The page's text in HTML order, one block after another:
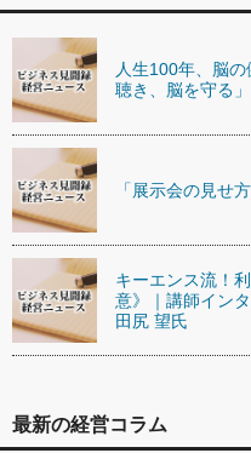
人生100年、脳
聴き、脳を守る
「展示会の見せ
キーエンス流！
意》｜講師イン
田尻 望氏
最新の経営コラム